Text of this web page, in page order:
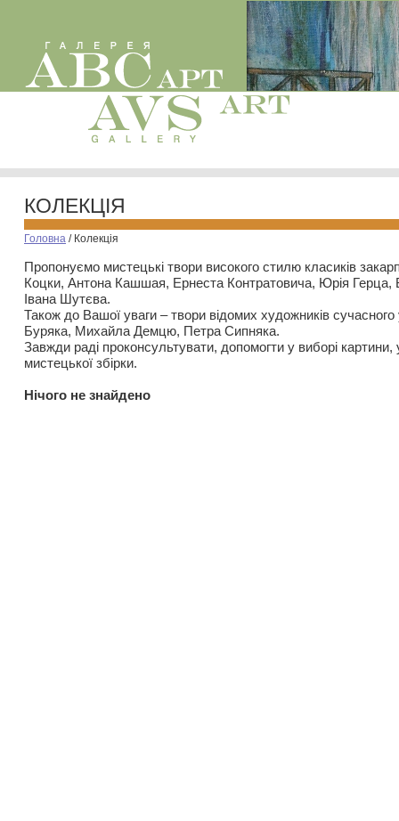
КОЛЕКЦІЯ
Головна / Колекція
Пропонуємо мистецькі твори високого стилю класиків
Коцки, Антона Кашшая, Ернеста Контратовича, Юрія
Івана Шутєва.
Також до Вашої уваги – твори відомих художників
Буряка, Михайла Демцю, Петра Сипняка.
Завжди раді проконсультувати, допомогти у виборі картини,
мистецької збірки.
Нiчого не знайдено